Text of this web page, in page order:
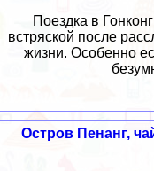
Поездка в
встряской после
жизни. Особенно
Остров Пенанг,